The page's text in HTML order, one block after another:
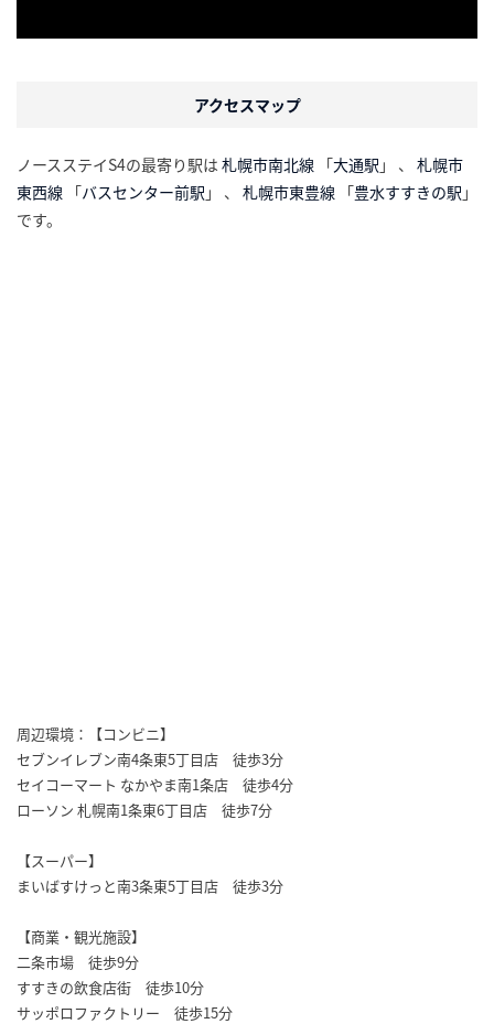
アクセスマップ
ノースステイS4の最寄り駅は 札幌市南北線 「大通駅 」 、 札幌市
東西線 「バスセンター前駅 」 、 札幌市東豊線 「豊水すすきの駅 」
です。
周辺環境：【コンビニ】
セブンイレブン南4条東5丁目店 徒歩3分
セイコーマート なかやま南1条店 徒歩4分
ローソン 札幌南1条東6丁目店 徒歩7分
【スーパー】
まいばすけっと南3条東5丁目店 徒歩3分
【商業・観光施設】
二条市場 徒歩9分
すすきの飲食店街 徒歩10分
サッポロファクトリー 徒歩15分